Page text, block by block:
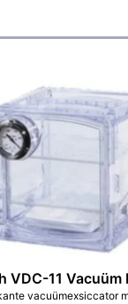
VDC-11 Vacuüm
vacuümexsiccator